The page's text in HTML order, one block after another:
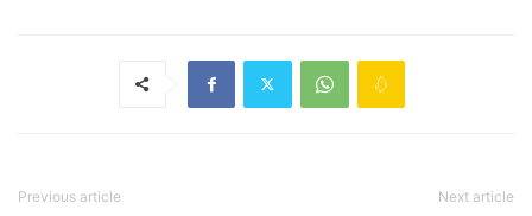
Previous article Next article